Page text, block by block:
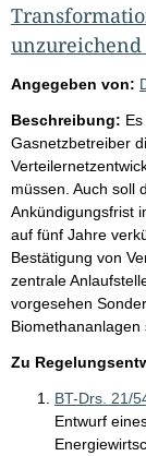
unzureichend
Angegeben von:
Beschreibung:
Gasnetzbetreiber
müssen. Auch soll
Ankündigungsfrist
auf fünf Jahre
Bestätigung von
zentrale
vorgesehen
Biomethananlagen
Zu
BT-Drs. 21/
Entwurf